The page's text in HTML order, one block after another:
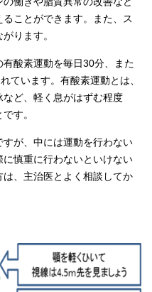
ことができます。また、ス
ります。
酸素運動を毎日30分、また
ています。有酸素運動とは、
ど、軽く息がはずむ程度
す。
が、中には運動を行わない
慎重に行わないといけない
、主治医とよく相談してか